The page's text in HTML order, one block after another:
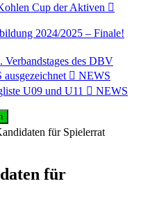
Cup der Aktiven
2024/2025 – Finale!
Verbandstages des DBV
NEWS
U09 und U11
NEWS
für Spielerrat
für